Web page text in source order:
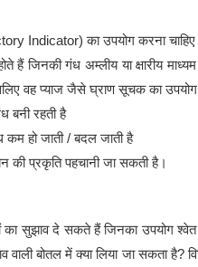
Indicator) का उपयोग करना
हैं जिनकी गंध अम्लीय या क्षारीय
वह प्याज जैसे घ्राण सूचक का
बनी रहती है
कम हो जाती / बदल जाती है
की प्रकृति पहचानी जा सकती है।
का सुझाव दे सकते हैं जिनका उपयोग
वाली बोतल में क्या लिया जा सकता है?